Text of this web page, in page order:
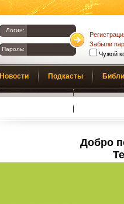
Логин:
Пароль:
Забыли
Чужой
Новости Подкасты
Добро